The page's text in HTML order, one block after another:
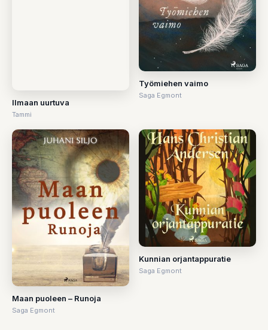
Ilmaan uurtuva
Tammi
Työmiehen vaimo
Saga Egmont
Maan puoleen – Runoja
Saga Egmont
Kunnian orjantappuratie
Saga Egmont